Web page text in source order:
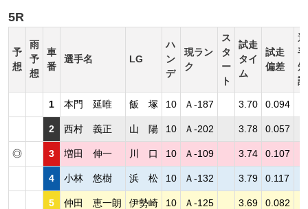
5R
予
想
雨
予
想
車
番
選手名 LG
ハ
ン
デ
現ラン
ク
ス
タ
ー
ト
試走
タイ
ム
試走
偏差
選
手
短
評
1 本門 延唯 飯 塚 10 Ａ-187 3.70 0.094
2 西村 義正 山 陽 10 Ａ-202 3.78 0.057
◎ 3 増田 伸一 川 口 10 Ａ-109 3.74 0.107
4 小林 悠樹 浜 松 10 Ａ-132 3.79 0.117
5 仲田 恵一朗 伊勢崎 10 Ａ-125 3.69 0.082